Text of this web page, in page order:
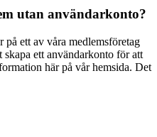
utan användarkonto?
på ett av våra medlemsföretag
skapa ett användarkonto för att
här på vår hemsida. Det